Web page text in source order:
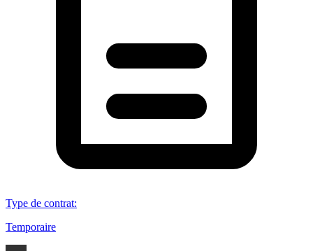
Type de contrat:
Temporaire